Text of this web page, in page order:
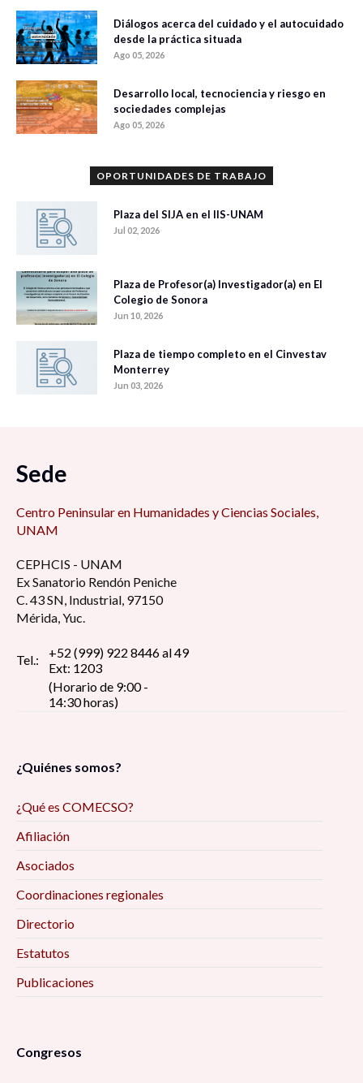
Diálogos acerca del cuidado y el autocuidado
desde la práctica situada
Ago 05, 2026
Desarrollo local, tecnociencia y riesgo en
sociedades complejas
Ago 05, 2026
OPORTUNIDADES DE TRABAJO
Plaza del SIJA en el IIS-UNAM
Jul 02, 2026
Plaza de Profesor(a) Investigador(a) en El
Colegio de Sonora
Jun 10, 2026
Plaza de tiempo completo en el Cinvestav
Monterrey
Jun 03, 2026
Sede
Centro Peninsular en Humanidades y Ciencias Sociales,
UNAM
CEPHCIS - UNAM
Ex Sanatorio Rendón Peniche
C. 43 SN, Industrial, 97150
Mérida, Yuc.
Tel.:
+52 (999) 922 8446 al 49
Ext: 1203
(Horario de 9:00 -
14:30 horas)
¿Quiénes somos?
¿Qué es COMECSO?
Afiliación
Asociados
Coordinaciones regionales
Directorio
Estatutos
Publicaciones
Congresos